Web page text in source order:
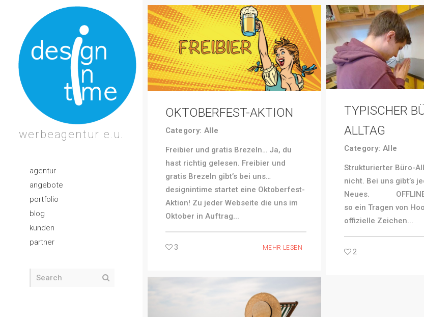
werbeagentur e.u.
agentur
angebote
portfolio
blog
kunden
partner
OKTOBERFEST-AKTION
Category:Alle
Freibier und gratis Brezeln… Ja, du
hast richtig gelesen. Freibier und
gratis Brezeln gibt’s bei uns…
designintime startet eine Oktoberfest-
Aktion! Zu jeder Webseite die uns im
Oktober in Auftrag...
3 MEHR LESEN
TYPISCHER
ALLTAG
Category:Alle
Strukturierter Büro-
nicht. Bei uns gibt’s
Neues. OFFLINE.
so ein Tragen von
offizielle Zeichen...
2